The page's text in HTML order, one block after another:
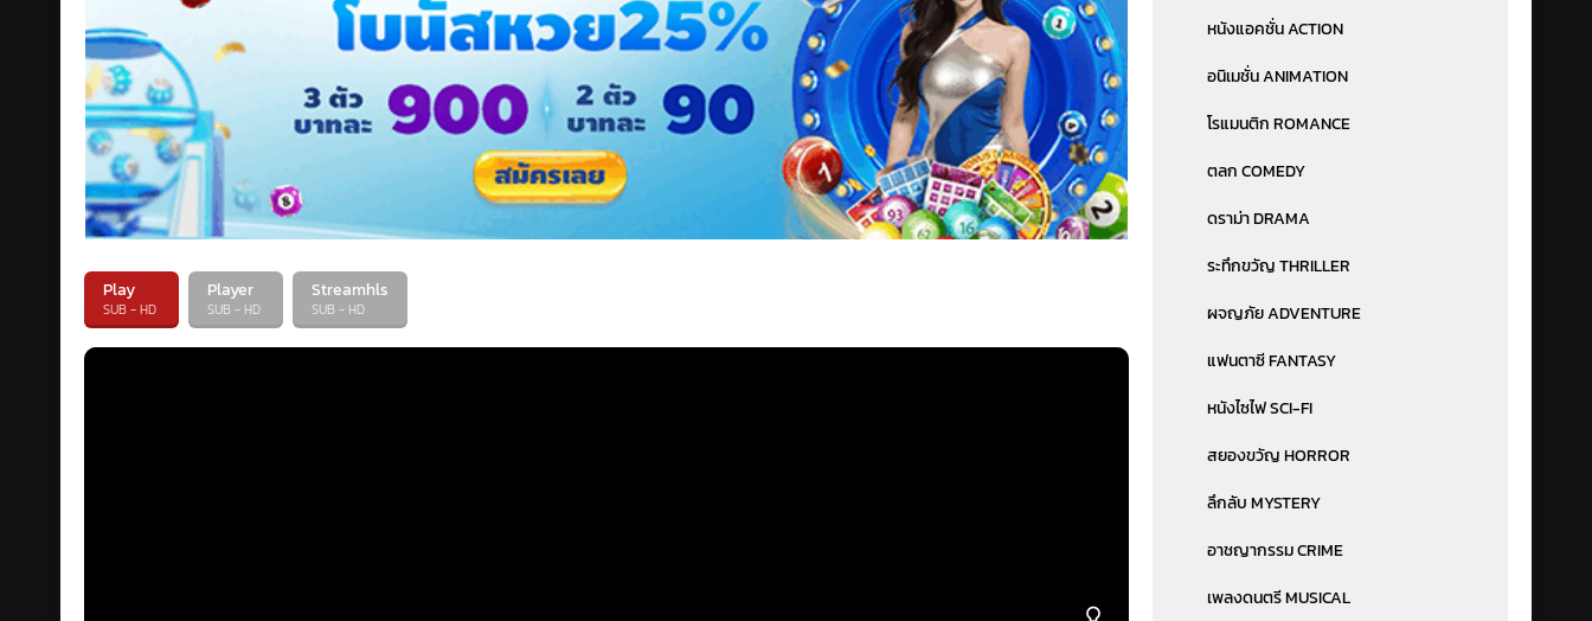
Play
SUB - HD
Player
SUB - HD
Streamhls
SUB - HD
หนังแอคชั่น ACTION
อนิเมชั่น ANIMATION
โรแมนติก ROMANCE
ตลก COMEDY
ดราม่า DRAMA
ระทึกขวัญ THRILLER
ผจญภัย ADVENTURE
แฟนตาซี FANTASY
หนังไซไฟ SCI-FI
สยองขวัญ HORROR
ลึกลับ MYSTERY
อาชญากรรม CRIME
เพลงดนตรี MUSICAL